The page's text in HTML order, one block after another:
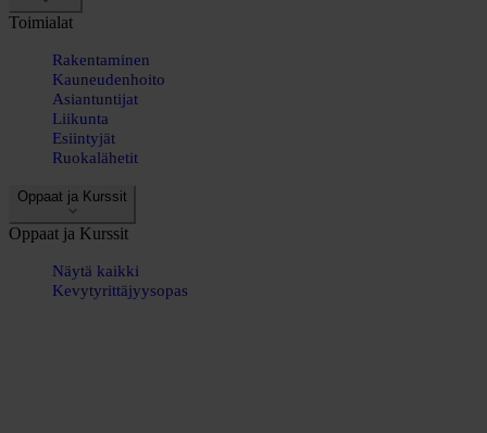
Toimialat
Rakentaminen
Kauneudenhoito
Asiantuntijat
Liikunta
Esiintyjät
Ruokalähetit
Oppaat ja Kurssit
Oppaat ja Kurssit
Näytä kaikki
Kevytyrittäjyysopas